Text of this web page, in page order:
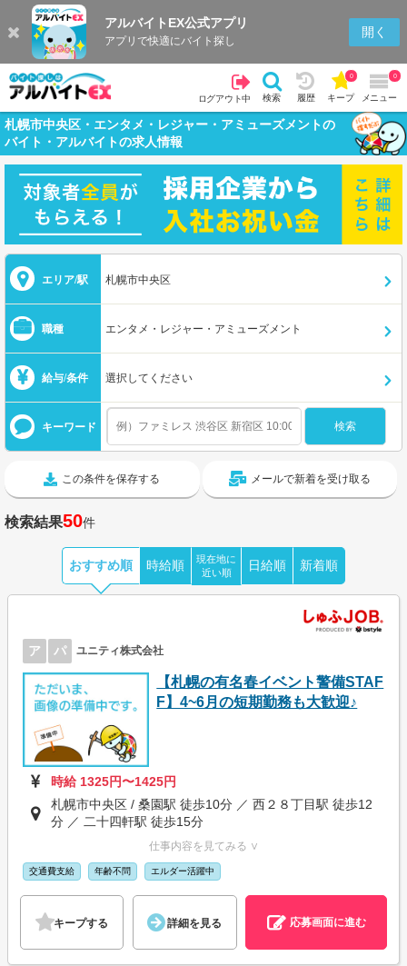
アルバイトEX公式アプリ
アプリで快適にバイト探し
開く
ログアウト中 検索 履歴 キープ
0
メニュー
0
札幌市中央区・エンタメ・レジャー・アミューズメントの
バイト・アルバイトの求人情報
エリア/駅 札幌市中央区
職種 エンタメ・レジャー・アミューズメント
給与/条件 選択してください
キーワード
この条件を保存する メールで新着を受け取る
検索結果50件
おすすめ順 時給順
現在地に
近い順
日給順 新着順
ア パ ユニティ株式会社
【札幌の有名春イベント警備STAF
F】4~6月の短期勤務も大歓迎♪
時給 1325円〜1425円
札幌市中央区 / 桑園駅 徒歩10分 ／ 西２８丁目駅 徒歩12
分 ／ 二十四軒駅 徒歩15分
仕事内容を見てみる ∨
交通費支給 年齢不問 エルダー活躍中
キープする 詳細を見る 応募画面に進む